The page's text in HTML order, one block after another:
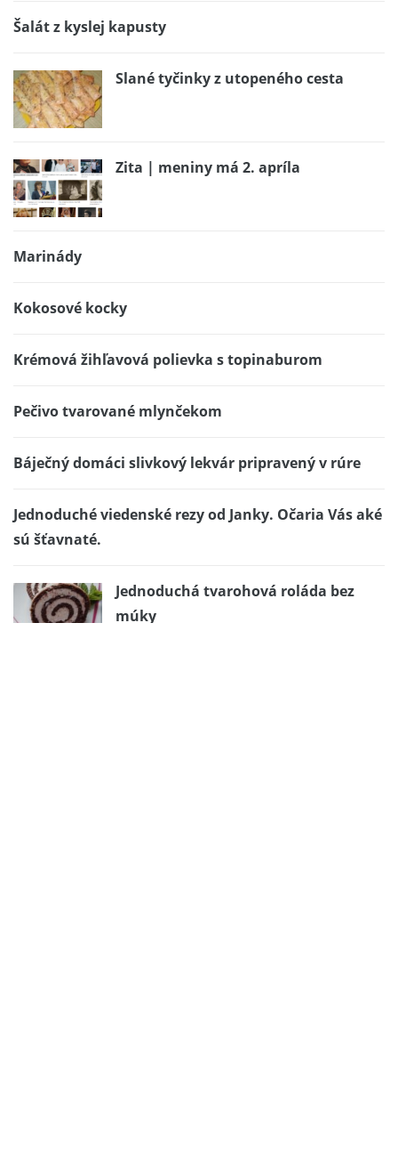
Šalát z kyslej kapusty
Slané tyčinky z utopeného cesta
Zita | meniny má 2. apríla
Marinády
Kokosové kocky
Krémová žihľavová polievka s topinaburom
Pečivo tvarované mlynčekom
Báječný domáci slivkový lekvár pripravený v rúre
Jednoduché viedenské rezy od Janky. Očaria Vás aké
sú šťavnaté.
Jednoduchá tvarohová roláda bez
múky